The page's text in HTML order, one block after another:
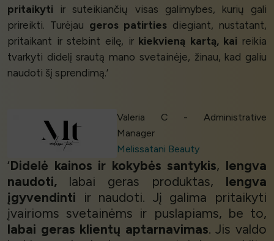
pritaikyti ir suteikiančių visas galimybes, kurių gali
prireikti. Turėjau geros patirties diegiant, nustatant,
pritaikant ir stebint eilę, ir kiekvieną kartą, kai reikia
tvarkyti didelį srautą mano svetainėje, žinau, kad galiu
naudoti šį sprendimą.’
Valeria C - Administrative
Manager
Melissatani Beauty
‘Didelė kainos ir kokybės santykis, lengva
naudoti, labai geras produktas, lengva
įgyvendinti ir naudoti. Jį galima pritaikyti
įvairioms svetainėms ir puslapiams, be to,
labai geras klientų aptarnavimas. Jis valdo